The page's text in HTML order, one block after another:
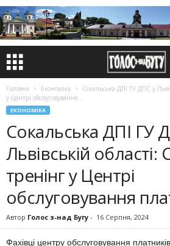
Головна Економіка
Сокальська ДПІ ГУ ДПС у
у Центрі обслуговування...
ЕКОНОМІКА
Сокальська ДПІ ГУ
Львівській області:
тренінг у Центрі
обслуговування
Автор Голос з-над Бугу - 16 Серпня, 2024
Фахівці центру обслуговування